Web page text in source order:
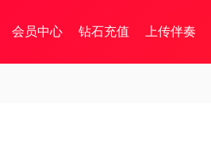
会员中心 钻石充值 上传伴奏